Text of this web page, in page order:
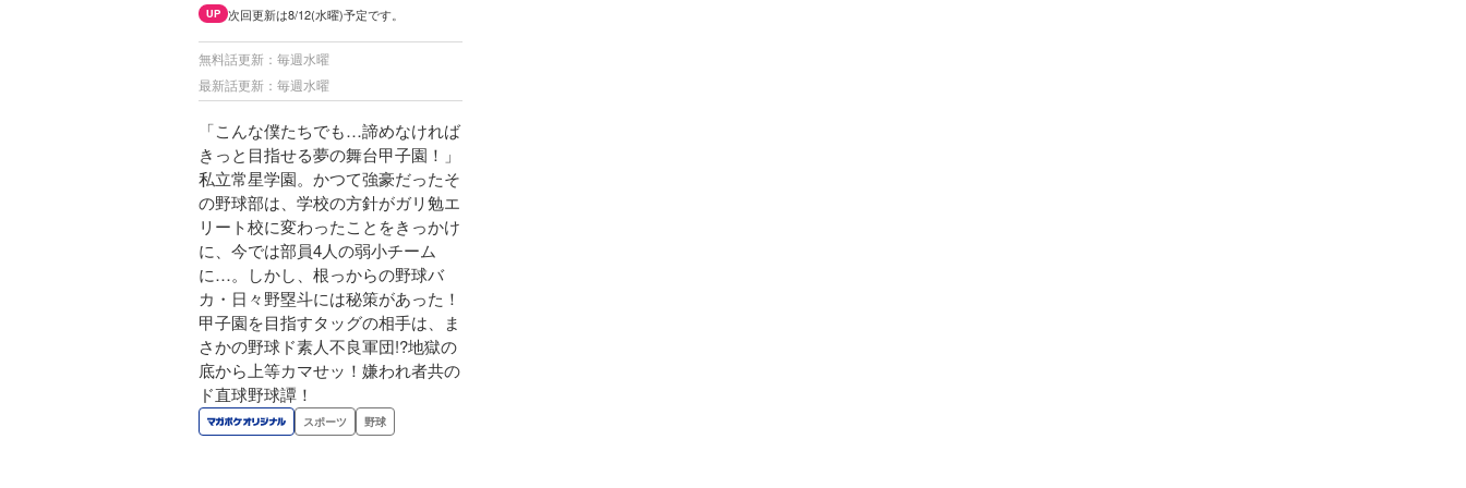
UP 次回更新は8/12(水曜)予定です。
無料話更新：毎週水曜
最新話更新：毎週水曜
「こんな僕たちでも…諦めなければ
きっと目指せる夢の舞台甲子園！」
私立常星学園。かつて強豪だったそ
の野球部は、学校の方針がガリ勉エ
リート校に変わったことをきっかけ
に、今では部員4人の弱小チーム
に…。しかし、根っからの野球バ
カ・日々野塁斗には秘策があった！
甲子園を目指すタッグの相手は、ま
さかの野球ド素人不良軍団!?地獄の
底から上等カマせッ！嫌われ者共の
ド直球野球譚！
スポーツ 野球